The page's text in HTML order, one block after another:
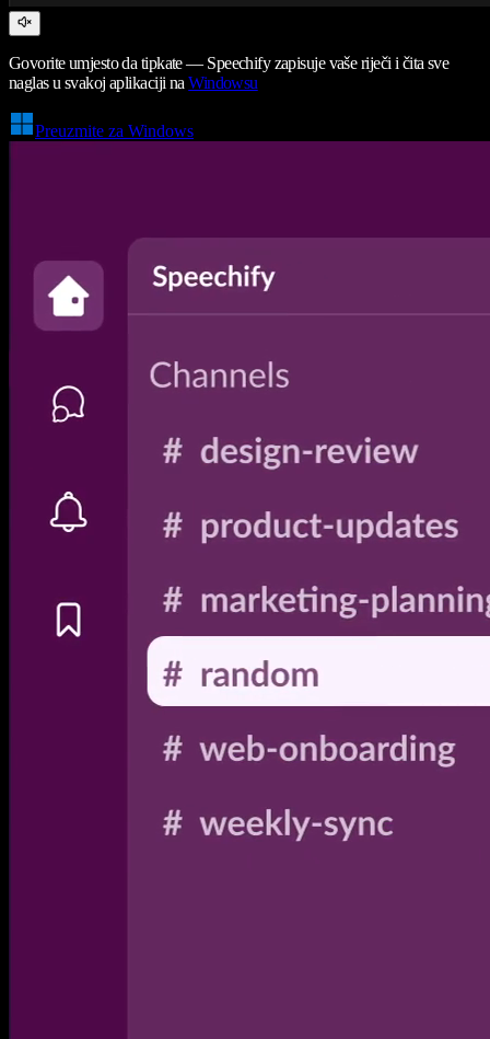
Govorite umjesto da tipkate — Speechify zapisuje vaše riječi i čita sve
naglas u svakoj aplikaciji naWindowsu
Preuzmite za Windows